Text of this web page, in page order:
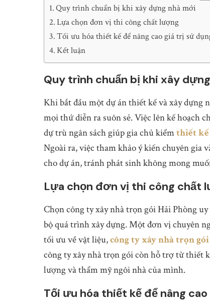
Quy trình chuẩn bị khi xây dựng nhà mới
Lựa chọn đơn vị thi công chất lượng
Tối ưu hóa thiết kế để nâng cao giá trị sử
Kết luận
Quy trình chuẩn bị khi xây
Khi bắt đầu một dự án thiết kế và xây dựng
mọi thứ diễn ra suôn sẻ. Việc lên kế hoạch
dự trù ngân sách giúp gia chủ kiểmthiết kế
Ngoài ra, việc tham khảo ý kiến chuyên gia
cho dự án, tránh phát sinh không mong
Lựa chọn đơn vị thi công chất
Chọn công ty xây nhà trọn gói Hải Phòng
bộ quá trình xây dựng. Một đơn vị chuyên
tối ưu về vật liệu,công ty xây nhà trọn
công ty xây nhà trọn gói còn hỗ trợ từ thiết
lượng và thẩm mỹ ngôi nhà của mình.
Tối ưu hóa thiết kế để nâng